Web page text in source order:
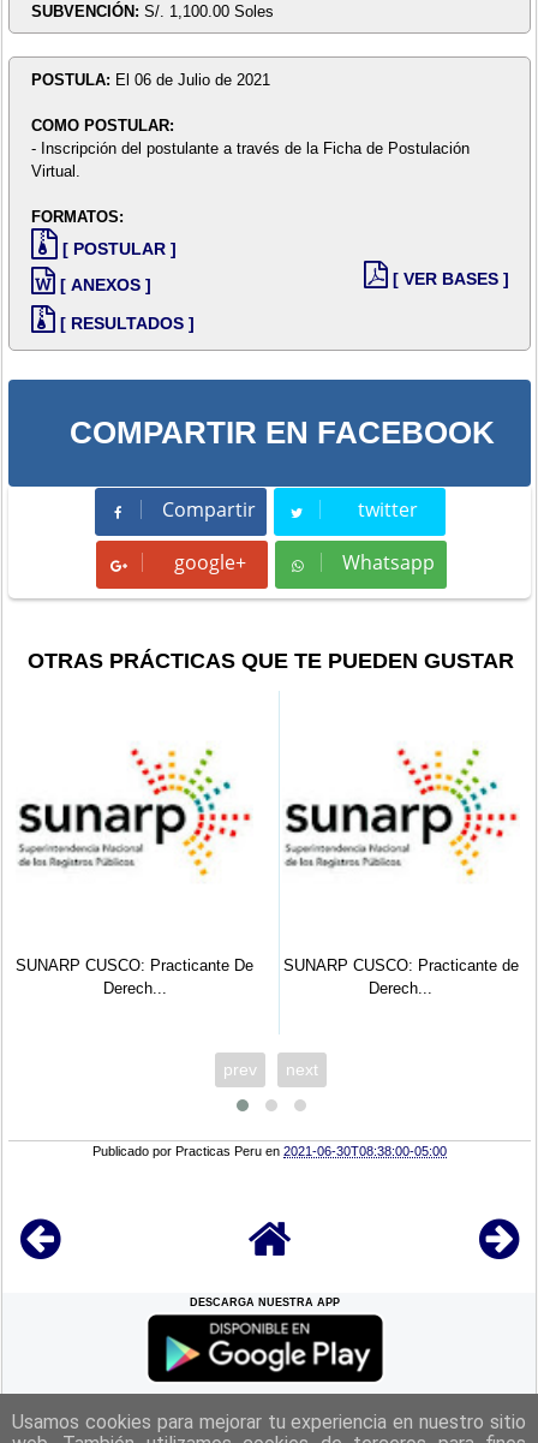
SUBVENCIÓN: S/. 1,100.00 Soles
POSTULA: El 06 de Julio de 2021
COMO POSTULAR:
- Inscripción del postulante a través de la Ficha de Postulación
Virtual.
FORMATOS:
[ POSTULAR ]
[ ANEXOS ]
[ RESULTADOS ]
[ VER BASES ]
COMPARTIR EN FACEBOOK
Compartir
Compartir twitter
Tweet
google+ Whatsapp
Whatsapp
OTRAS PRÁCTICAS QUE TE PUEDEN GUSTAR
CUSCO: Practicante De
SUNARP CUSCO: Practicante de
prev next
Publicado porPracticas Peru en2021-06-30T08:38:00-05:00
DESCARGA NUESTRA APP
REGRESAR A LACIMA
Usamos cookies para mejorar tu experiencia en nuestro sitio